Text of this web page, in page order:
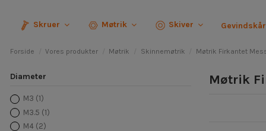
Skruer Møtrik Skiver
Forside Vores produkter Møtrik Skinnemøtrik Møtrik Firkantet
Møtrik
Diameter
M3 (1)
M3.5 (1)
M4 (2)